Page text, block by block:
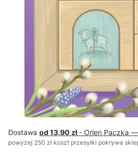
Dostawa od 13,90 zł - Orlen Paczka
powyżej 250 zł koszt przesyłki pokrywa